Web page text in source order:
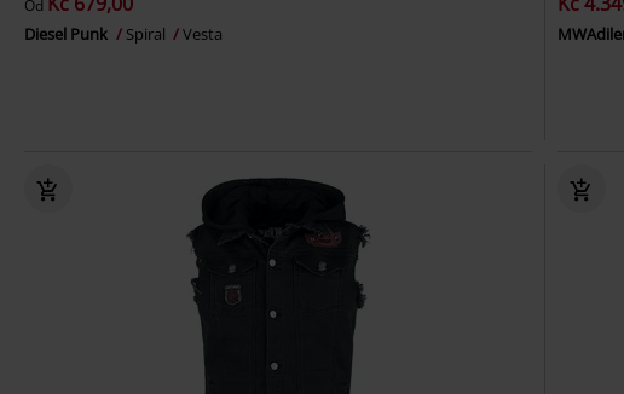
Od
Diesel Punk Spiral Vesta